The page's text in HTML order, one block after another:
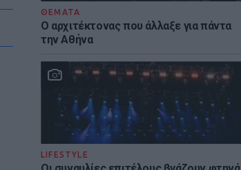
ΘΕΜΑΤΑ
Ο αρχιτέκτονας που άλλαξε για πάντα
την Αθήνα
LIFESTYLE